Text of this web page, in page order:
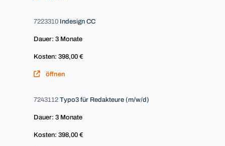
7223310 Indesign CC
Dauer: 3 Monate
Kosten: 398,00 €
öffnen
7243112 Typo3 für Redakteure (m/w/d)
Dauer: 3 Monate
Kosten: 398,00 €